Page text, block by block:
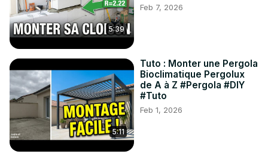
5:39
Feb 7, 2026
5:11
Tuto : Monter une Pergola
Bioclimatique Pergolux
de A à Z #Pergola #DIY
#Tuto
Feb 1, 2026